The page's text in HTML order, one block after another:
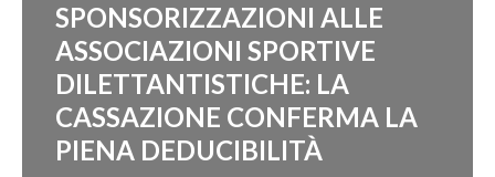
SPONSORIZZAZIONI ALLE
ASSOCIAZIONI SPORTIVE
DILETTANTISTICHE: LA
CASSAZIONE CONFERMA LA
PIENA DEDUCIBILITÀ